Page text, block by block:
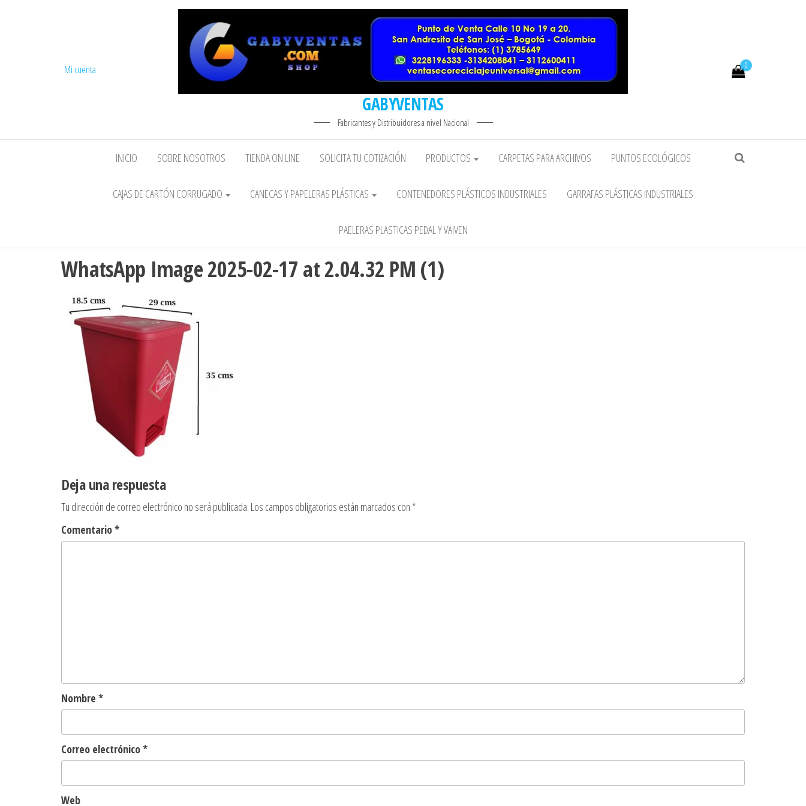
GABYVENTAS
Fabricantes y Distribuidores a nivel Nacional
0
Mi cuenta
INICIO SOBRE NOSOTROS TIENDA ON LINE SOLICITA TU COTIZACIÓN PRODUCTOS CARPETAS PARA ARCHIVOS PUNTOS ECOLÓGICOS
CAJAS DE CARTÓN CORRUGADO CANECAS Y PAPELERAS PLÁSTICAS CONTENEDORES PLÁSTICOS INDUSTRIALES GARRAFAS PLÁSTICAS INDUSTRIALES
PAELERAS PLASTICAS PEDAL Y VAIVEN
WhatsApp Image 2025-02-17 at 2.04.32 PM (1)
Deja una respuesta
Tu dirección de correo electrónico no será publicada. Los campos obligatorios están marcados con *
Comentario*
Nombre *
Correo electrónico*
Web